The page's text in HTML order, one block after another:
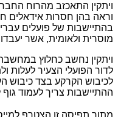
ויתקין התאכזב מהרוח
וראה בהן חסרות אידאלים
בהתיישבות של פועלים
מוסרית ולאומית, אשר
ויתקין נחשב כחלוץ
לדור הפועלי הצעיר לעלות
לכיבוש הקרקע בצד
ההתיישבות צריך לעמוד גוף